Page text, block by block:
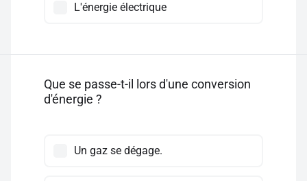
L'énergie électrique
Que se passe-t-il lors d'une conversion
d'énergie ?
Un gaz se dégage.